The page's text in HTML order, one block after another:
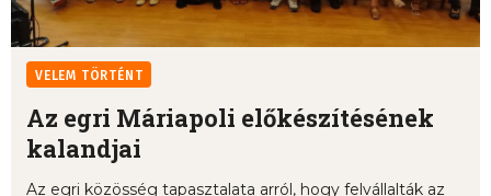
VELEM TÖRTÉNT
Az egri Máriapoli előkészítésének
kalandjai
Az egri közösség tapasztalata arról, hogy felvállalták az